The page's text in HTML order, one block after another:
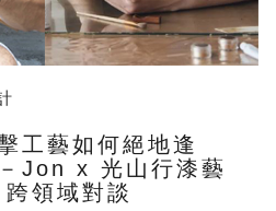
工藝如何絕地逢
Jon x 光山行漆藝
領域對談